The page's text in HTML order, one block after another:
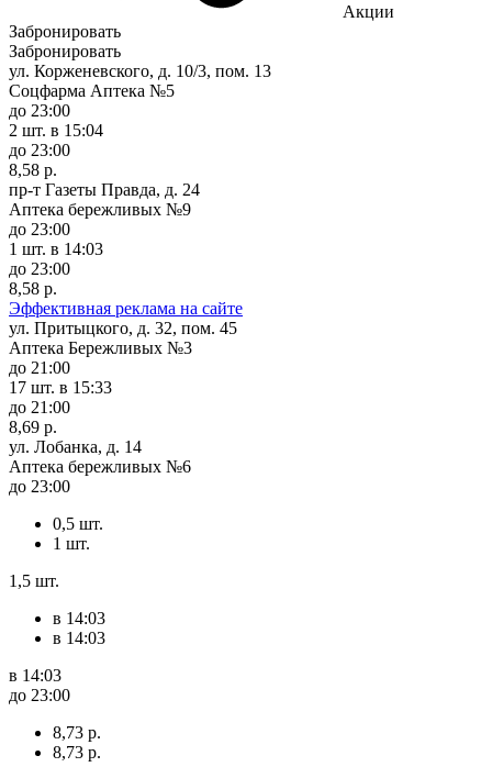
Акции
Забронировать
Забронировать
ул. Корженевского, д. 10/3, пом. 13
Соцфарма Аптека №5
до 23:00
2 шт. в 15:04
до 23:00
8,58 р.
пр-т Газеты Правда, д. 24
Аптека бережливых №9
до 23:00
1 шт. в 14:03
до 23:00
8,58 р.
Эффективная реклама на сайте
ул. Притыцкого, д. 32, пом. 45
Аптека Бережливых №3
до 21:00
17 шт. в 15:33
до 21:00
8,69 р.
ул. Лобанка, д. 14
Аптека бережливых №6
до 23:00
0,5 шт.
1 шт.
1,5 шт.
в 14:03
в 14:03
в 14:03
до 23:00
8,73 р.
8,73 р.